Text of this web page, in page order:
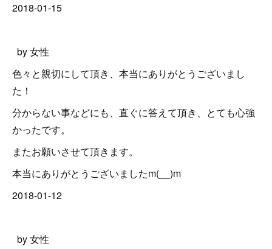
2018-01-15
by 女性
色々と親切にして頂き、本当にありがとうございまし
た！
分からない事などにも、直ぐに答えて頂き、とても心強
かったです。
またお願いさせて頂きます。
本当にありがとうございましたm(__)m
2018-01-12
by 女性